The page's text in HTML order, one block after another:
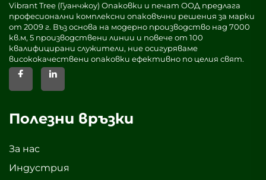
Vibrant Tree (Гуанчжоу) Опаковки и печат ООД предлага
професионални комплексни опаковъчни решения за марки
от 2009 г. Въз основа на модерно производство над 7000
кв.м, 5 производствени линии и повече от 100
квалифицирани служители, ние осигуряваме
висококачествени опаковки ефективно по целия свят.
Полезни връзки
За нас
Индустрия